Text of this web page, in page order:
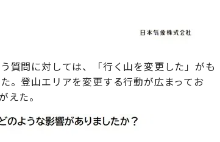
質問に対しては、「行く山を変更した」がも
。登山エリアを変更する行動が広まってお
えた。